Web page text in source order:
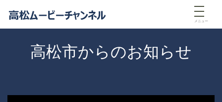
メニュー
高松市からのお知らせ